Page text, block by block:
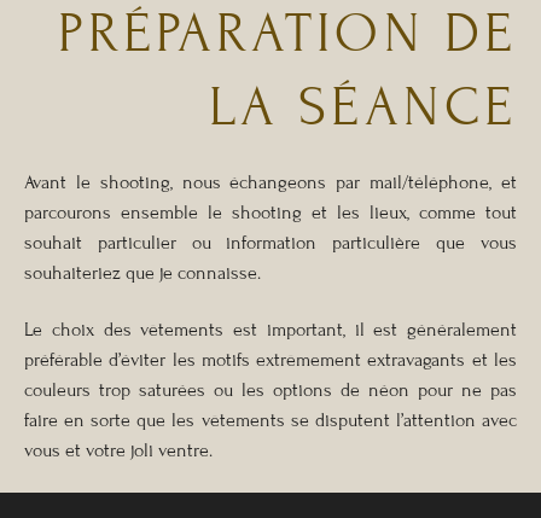
PRÉPARATION DE
LA SÉANCE
Avant le shooting, nous échangeons par mail/téléphone, et
parcourons ensemble le shooting et les lieux, comme tout
souhait particulier ou information particulière que vous
souhaiteriez que je connaisse.
Le choix des vêtements est important, il est généralement
préférable d’éviter les motifs extrêmement extravagants et les
couleurs trop saturées ou les options de néon pour ne pas
faire en sorte que les vêtements se disputent l’attention avec
vous et votre joli ventre.